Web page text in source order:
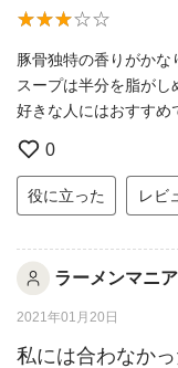
豚骨独特の香りがかな
スープは半分を脂がし
好きな人にはおすすめ
0
役に立った レビ
ラーメンマニア
2021年01月20日
私には合わなかっ